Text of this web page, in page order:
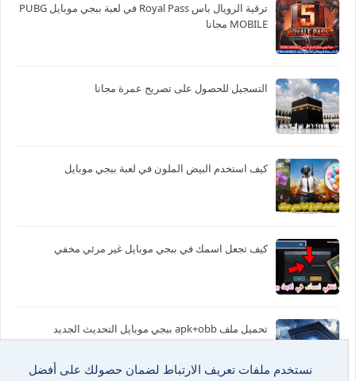
ترقية الرويال باس Royal Pass في لعبة ببجي موبايل PUBG
MOBILE مجانا
التسجيل للحصول على تصريح عمرة مجانا
كيف استخدم البيض الملون في لعبة ببجي موبايل
كيف تجعل اسمك في ببجي موبايل غير مرئي مخفي
تحميل ملف apk+obb ببجي موبايل التحديث الجديد
نستخدم ملفات تعريف الارتباط لضمان حصولك على أفضل